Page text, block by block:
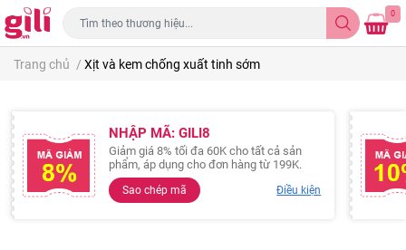
0
Trang chủ / Xịt và kem chống xuất tinh sớm
NHẬP MÃ: GILI8
Giảm giá 8% tối đa 60K cho tất cả sản
phẩm, áp dụng cho đơn hàng từ 199K.
Sao chép mã Điều kiện